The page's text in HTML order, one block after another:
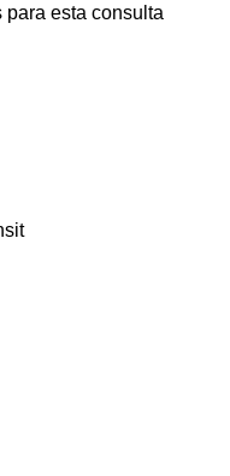
para esta consulta